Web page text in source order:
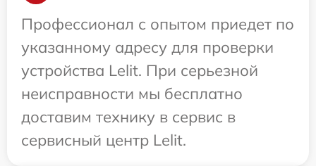
Профессионал с опытом приедет по
указанному адресу для проверки
устройства Lelit. При серьезной
неисправности мы бесплатно
доставим технику в сервис в
сервисный центр Lelit.